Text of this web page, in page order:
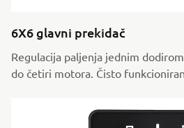
6X6 glavni prekidač
Regulacija paljenja jednim
do četiri motora. Čisto